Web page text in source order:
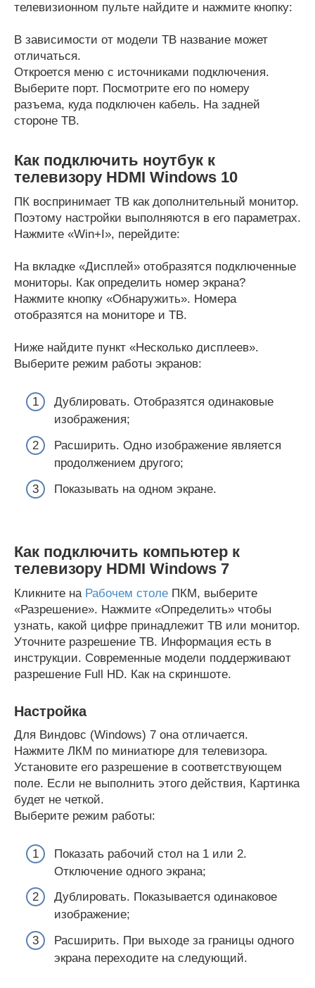
телевизионном пульте найдите и нажмите кнопку:
В зависимости от модели ТВ название может
отличаться.
Откроется меню с источниками подключения.
Выберите порт. Посмотрите его по номеру
разъема, куда подключен кабель. На задней
стороне ТВ.
Как подключить ноутбук к
телевизору HDMI Windows 10
ПК воспринимает ТВ как дополнительный монитор.
Поэтому настройки выполняются в его параметрах.
Нажмите «Win+I», перейдите:
На вкладке «Дисплей» отобразятся подключенные
мониторы. Как определить номер экрана?
Нажмите кнопку «Обнаружить». Номера
отобразятся на мониторе и ТВ.
Ниже найдите пункт «Несколько дисплеев».
Выберите режим работы экранов:
Дублировать. Отобразятся одинаковые
изображения;
Расширить. Одно изображение является
продолжением другого;
Показывать на одном экране.
Как подключить компьютер к
телевизору HDMI Windows 7
Кликните на Рабочем столе ПКМ, выберите
«Разрешение». Нажмите «Определить» чтобы
узнать, какой цифре принадлежит ТВ или монитор.
Уточните разрешение ТВ. Информация есть в
инструкции. Современные модели поддерживают
разрешение Full HD. Как на скриншоте.
Настройка
Для Виндовс (Windows) 7 она отличается.
Нажмите ЛКМ по миниатюре для телевизора.
Установите его разрешение в соответствующем
поле. Если не выполнить этого действия, Картинка
будет не четкой.
Выберите режим работы:
Показать рабочий стол на 1 или 2.
Отключение одного экрана;
Дублировать. Показывается одинаковое
изображение;
Расширить. При выходе за границы одного
экрана переходите на следующий.